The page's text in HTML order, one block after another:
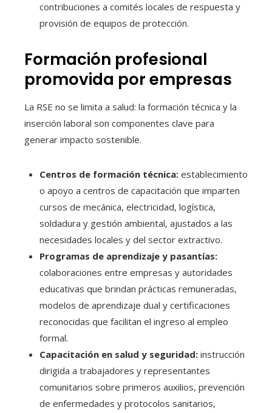
contribuciones a comités locales de respuesta y
provisión de equipos de protección.
Formación profesional
promovida por empresas
La RSE no se limita a salud: la formación técnica y la
inserción laboral son componentes clave para
generar impacto sostenible.
Centros de formación técnica: establecimiento
o apoyo a centros de capacitación que imparten
cursos de mecánica, electricidad, logística,
soldadura y gestión ambiental, ajustados a las
necesidades locales y del sector extractivo.
Programas de aprendizaje y pasantías:
colaboraciones entre empresas y autoridades
educativas que brindan prácticas remuneradas,
modelos de aprendizaje dual y certificaciones
reconocidas que facilitan el ingreso al empleo
formal.
Capacitación en salud y seguridad: instrucción
dirigida a trabajadores y representantes
comunitarios sobre primeros auxilios, prevención
de enfermedades y protocolos sanitarios,